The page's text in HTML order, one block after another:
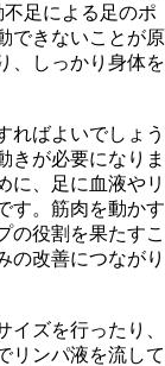
足による足のポ
できないことが原
、しっかり身体を
ればよいでしょう
きが必要になりま
に、足に血液やリ
す。筋肉を動かす
の役割を果たすこ
の改善につながり
ズを行ったり、
リンパ液を流して